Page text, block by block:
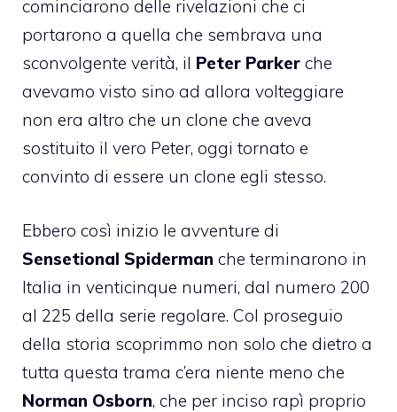
cominciarono delle rivelazioni che ci
portarono a quella che sembrava una
sconvolgente verità, il Peter Parker che
avevamo visto sino ad allora volteggiare
non era altro che un clone che aveva
sostituito il vero Peter, oggi tornato e
convinto di essere un clone egli stesso.
Ebbero così inizio le avventure di
Sensetional Spiderman che terminarono in
Italia in venticinque numeri, dal numero 200
al 225 della serie regolare. Col proseguio
della storia scoprimmo non solo che dietro a
tutta questa trama c’era niente meno che
Norman Osborn, che per inciso rapì proprio